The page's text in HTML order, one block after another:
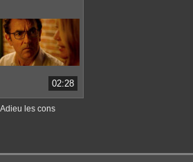
02:28
Adieu les cons